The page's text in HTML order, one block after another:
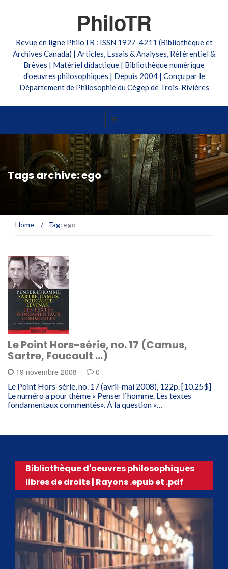
PhiloTR
Revue en ligne PhiloTR : ISSN 1927-4211 (Bibliothèque et
Archives Canada) | Articles, Essais & Analyses, Référentiel &
Brèves | Matériel didactique | Bibliothèque numérique
d'oeuvres philosophiques | Depuis 2004 | Conçu par le
Département de Philosophie du Cégep de Trois-Rivières
Tags archive: ego
Home / Tag: ego
Le Point Hors-série, no. 17 (Camus,
Sartre, Foucault …)
19 novembre 2008 0
Le Point Hors-série, no. 17 (avril-mai 2008), 122p. [10.25$]
Le numéro a pour thème « Penser l`homme. Les textes
fondamentaux commentés». À la question «…
Bibliothèque d'oeuvres philosophiques
libres de droits | Rayons .epub et .pdf